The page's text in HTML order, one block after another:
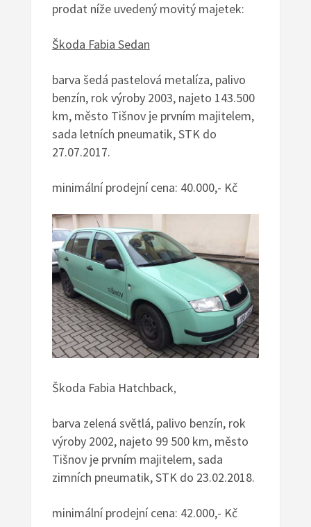
prodat níže uvedený movitý majetek:
Škoda Fabia Sedan
barva šedá pastelová metalíza, palivo
benzín, rok výroby 2003, najeto 143.500
km, město Tišnov je prvním majitelem,
sada letních pneumatik,STK do
27.07.2017.
minimální prodejní cena: 40.000,- Kč
Škoda Fabia Hatchback,
barva zelená světlá, palivo benzín, rok
výroby 2002, najeto 99 500 km, město
Tišnov je prvním majitelem, sada
zimních pneumatik,STK do 23.02.2018.
minimální prodejní cena: 42.000,- Kč